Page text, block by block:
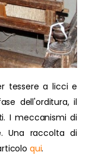
tessere a licci e
dell'orditura, il
I meccanismi di
Una raccolta di
qui.